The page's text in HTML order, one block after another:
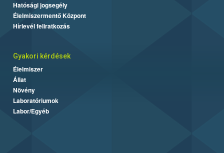
Hatósági jogsegély
Élelmiszermentő Központ
Hírlevél feliratkozás
Gyakori kérdések
Élelmiszer
Állat
Növény
Laboratóriumok
Labor/Egyéb